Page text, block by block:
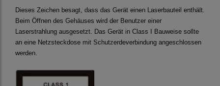
Dieses Zeichen besagt, dass das Gerät einen Laserbauteil enthält.
Beim Öffnen des Gehäuses wird der Benutzer einer
Laserstrahlung ausgesetzt. Das Gerät in Class I Bauweise sollte
an eine Netzsteckdose mit Schutzerdeverbindung angeschlossen
werden.